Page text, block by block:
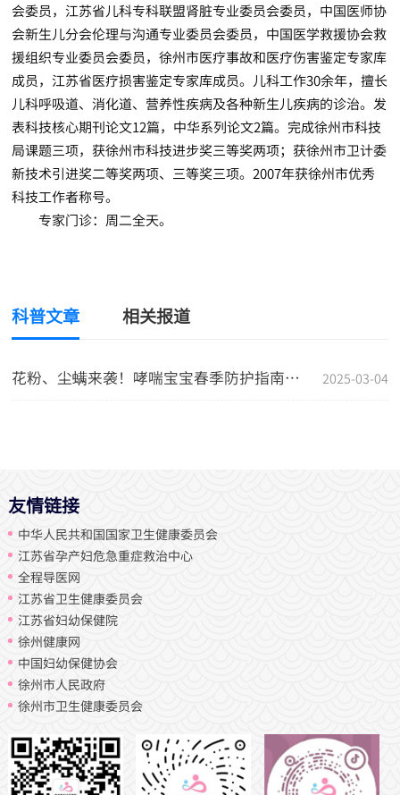
会委员，江苏省儿科专科联盟肾脏专业委员会委员，中国医师协
会新生儿分会伦理与沟通专业委员会委员，中国医学救援协会救
援组织专业委员会委员，徐州市医疗事故和医疗伤害鉴定专家库
成员，江苏省医疗损害鉴定专家库成员。儿科工作30余年，擅长
儿科呼吸道、消化道、营养性疾病及各种新生儿疾病的诊治。发
表科技核心期刊论文12篇，中华系列论文2篇。完成徐州市科技
局课题三项，获徐州市科技进步奖三等奖两项；获徐州市卫计委
新技术引进奖二等奖两项、三等奖三项。2007年获徐州市优秀
科技工作者称号。
专家门诊：周二全天。
科普文章 相关报道
花粉、尘螨来袭！哮喘宝宝春季防护指南，家长必看！#科普 2025-03-04
友情链接
中华人民共和国国家卫生健康委员会
江苏省孕产妇危急重症救治中心
全程导医网
江苏省卫生健康委员会
江苏省妇幼保健院
徐州健康网
中国妇幼保健协会
徐州市人民政府
徐州市卫生健康委员会